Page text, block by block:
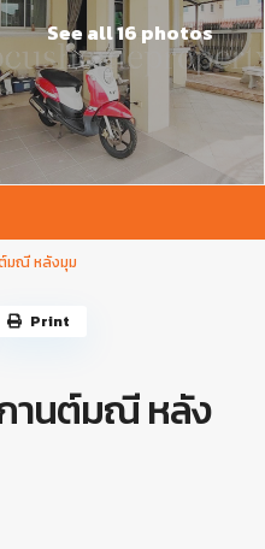
See all 16 photos
มณี หลังมุม
านต์มณี หลัง
Print